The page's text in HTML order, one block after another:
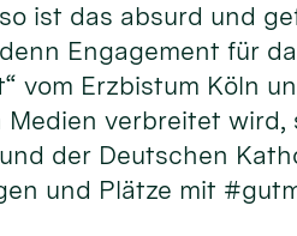
so ist das absurd und
denn Engagement für
vom Erzbistum Köln
verbreitet
der Deutschen
und Plätze mit